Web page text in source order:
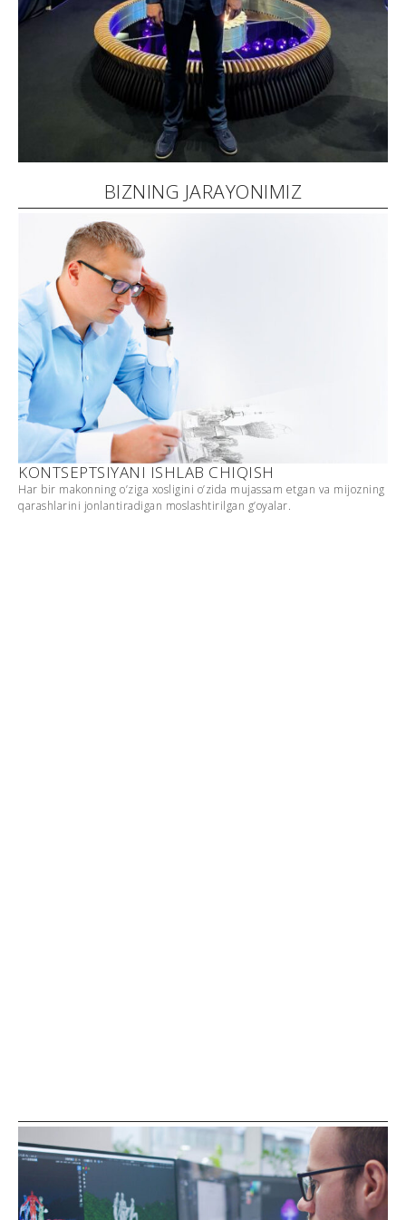
BIZNING JARAYONIMIZ
KONTSEPTSIYANI ISHLAB CHIQISH
Har bir makonning o’ziga xosligini o’zida mujassam etgan va mijozning
qarashlarini jonlantiradigan moslashtirilgan g’oyalar.